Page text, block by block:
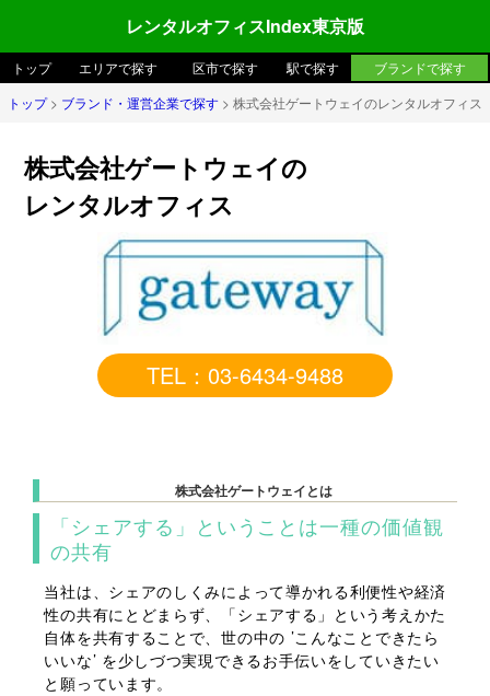
レンタルオフィスIndex東京版
トップ エリアで探す 区市で探す 駅で探す
ブランドで探す
トップ> ブランド・運営企業で探す > 株式会社ゲートウェイのレンタルオフィス
株式会社ゲートウェイの
レンタルオフィス
TEL：03-6434-9488
株式会社ゲートウェイとは
「シェアする」ということは一種の価値観
の共有
当社は、シェアのしくみによって導かれる利便性や経済
性の共有にとどまらず、「シェアする」という考えかた
自体を共有することで、世の中の ’こんなことできたら
いいな’ を少しづつ実現できるお手伝いをしていきたい
と願っています。